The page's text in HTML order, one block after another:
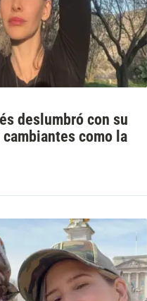
deslumbró con su
como la